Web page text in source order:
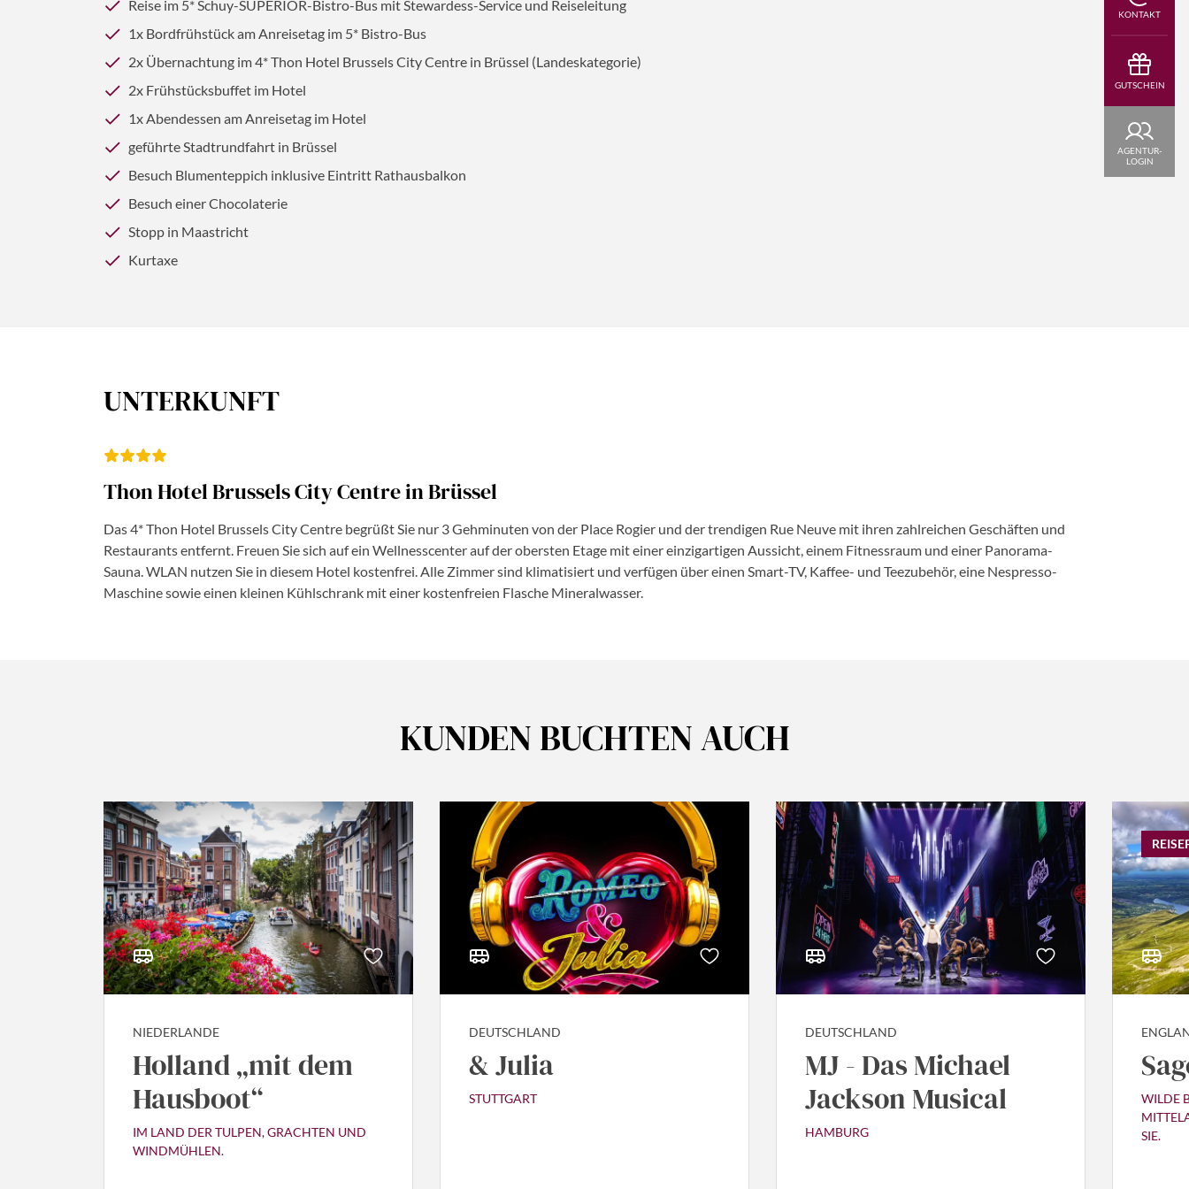
AUSWAHL ÜBERNEHMEN
© hpbfotos - stock.adobe.com
Reise im 5* Schuy-SUPERIOR-Bistro-Bus mit Stewardess-Service und Reiseleitung
1x Bordfrühstück am Anreisetag im 5* Bistro-Bus
2x Übernachtung im 4* Thon Hotel Brussels City Centre in Brüssel (Landeskategorie)
2x Frühstücksbuffet im Hotel
1x Abendessen am Anreisetag im Hotel
geführte Stadtrundfahrt in Brüssel
Besuch Blumenteppich inklusive Eintritt Rathausbalkon
Besuch einer Chocolaterie
Stopp in Maastricht
Kurtaxe
UNTERKUNFT
Thon Hotel Brussels City Centre in Brüssel
Das 4* Thon Hotel Brussels City Centre begrüßt Sie nur 3 Gehminuten von der Place Rogier und der trendigen Rue Neuve mit ihren zahlreichen Geschäften und
Restaurants entfernt. Freuen Sie sich auf ein Wellnesscenter auf der obersten Etage mit einer einzigartigen Aussicht, einem Fitnessraum und einer Panorama-
Sauna. WLAN nutzen Sie in diesem Hotel kostenfrei. Alle Zimmer sind klimatisiert und verfügen über einen Smart-TV, Kaffee- und Teezubehör, eine Nespresso-
Maschine sowie einen kleinen Kühlschrank mit einer kostenfreien Flasche Mineralwasser.
KUNDEN BUCHTEN AUCH
NIEDERLANDE
Holland „mit dem
Hausboot“
IM LAND DER TULPEN, GRACHTEN UND
WINDMÜHLEN.
DEUTSCHLAND
& Julia
STUTTGART
DEUTSCHLAND
MJ - Das Michael
Jackson Musical
HAMBURG
WILDE
SIE.
KONTAKT
GUTSCHEIN
AGENTUR-
LOGIN